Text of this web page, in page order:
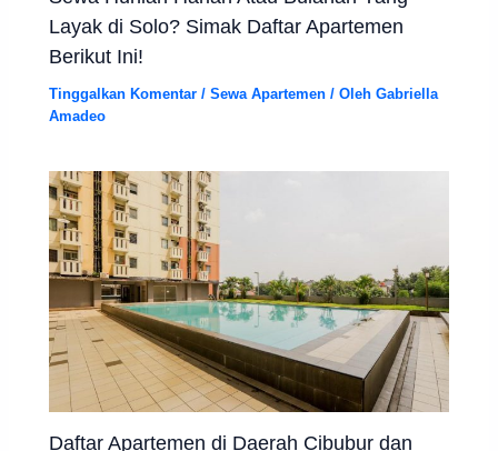
Layak di Solo? Simak Daftar Apartemen
Berikut Ini!
Tinggalkan Komentar /Sewa Apartemen / OlehGabriella
Amadeo
Daftar Apartemen di Daerah Cibubur dan